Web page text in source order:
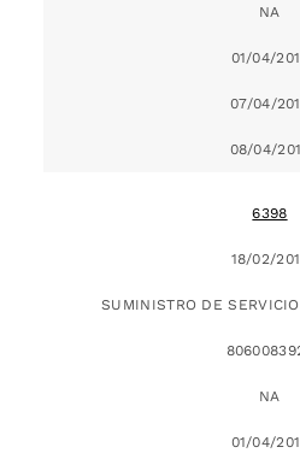
NA
01/04/
07/04/
08/04/
6398
18/02/
SUMINISTRO DE
NA
01/04/